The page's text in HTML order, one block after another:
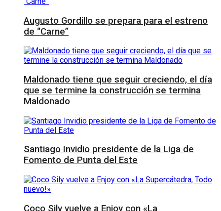
Augusto Gordillo se prepara para el estreno
de “Carne”
Maldonado tiene que seguir creciendo, el día
que se termine la construcción se termina
Maldonado
Santiago Invidio presidente de la Liga de
Fomento de Punta del Este
Coco Sily vuelve a Enjoy con «La